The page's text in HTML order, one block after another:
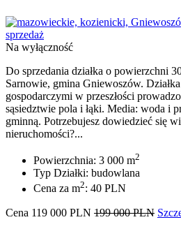
Na wyłączność
Do sprzedania działka o powierzchni
Sarnowie, gmina Gniewoszów.
gospodarczymi w przeszłości
sąsiedztwie pola i łąki. Media: woda i
gminną. Potrzebujesz dowiedzieć się
nieruchomości?...
Powierzchnia: 3 000 m2
Typ Działki: budowlana
Cena za m2: 40 PLN
Cena 119 000 PLN 199 000 PLN